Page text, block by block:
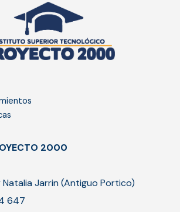
2000
Natalia Jarrin (Antiguo Portico)
647